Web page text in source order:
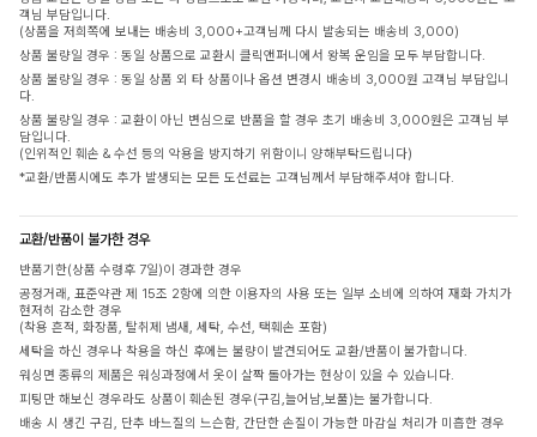
객님 부담입니다.
(상품을 저희쪽에 보내는 배송비 3,000+고객님께 다시 발송되는 배송비 3,000)
상품 불량일 경우 : 동일 상품으로 교환시 클릭앤퍼니에서 왕복 운임을 모두 부담합니다.
상품 불량일 경우 : 동일 상품 외 타 상품이나 옵션 변경시 배송비 3,000원 고객님 부담입니
다.
상품 불량일 경우 : 교환이 아닌 변심으로 반품을 할 경우 초기 배송비 3,000원은 고객님 부
담입니다.
(인위적인 훼손 & 수선 등의 악용을 방지하기 위함이니 양해부탁드립니다)
*교환/반품시에도 추가 발생되는 모든 도선료는 고객님께서 부담해주셔야 합니다.
교환/반품이 불가한 경우
반품기한(상품 수령후 7일)이 경과한 경우
공정거래, 표준약관 제 15조 2항에 의한 이용자의 사용 또는 일부 소비에 의하여 재화 가치가
현저히 감소한 경우
(착용 흔적, 화장품, 탈취제 냄새, 세탁, 수선, 택훼손 포함)
세탁을 하신 경우나 착용을 하신 후에는 불량이 발견되어도 교환/반품이 불가합니다.
워싱면 종류의 제품은 워싱과정에서 옷이 살짝 돌아가는 현상이 있을 수 있습니다.
피팅만 해보신 경우라도 상품이 훼손된 경우(구김,늘어남,보풀)는 불가합니다.
배송 시 생긴 구김, 단추 바느질의 느슨함, 간단한 손질이 가능한 마감실 처리가 미흡한 경우